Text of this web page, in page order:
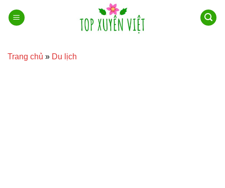
qua
Trang chủ » Du lịch